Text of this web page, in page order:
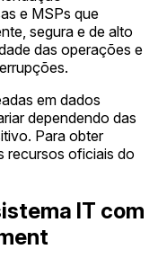
e MSPs que
segura e de alto
das operações e
em dados
dependendo das
Para obter
recursos oficiais do
IT com